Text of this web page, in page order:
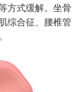
方式缓解。坐骨
综合征、腰椎管